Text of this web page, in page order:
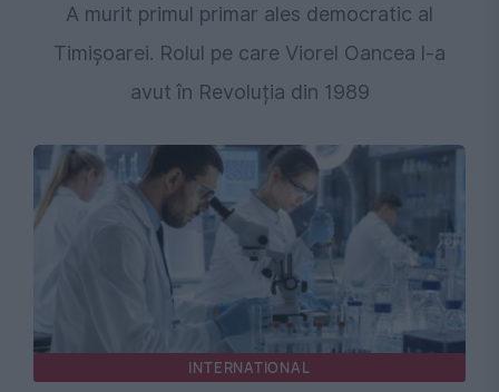
A murit primul primar ales democratic al
Timișoarei. Rolul pe care Viorel Oancea l-a
avut în Revoluția din 1989
INTERNATIONAL